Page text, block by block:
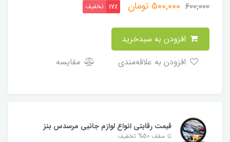
600,000
500,000 تومان 17٪ تخفیف
مقایسه
قیمت رقابتی انواع لوازم جانبی مرسدس بنز
تا سقف 50% تخفیف